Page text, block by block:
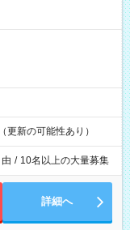
新の可能性あり）
/ 10名以上の大量募集
詳細へ